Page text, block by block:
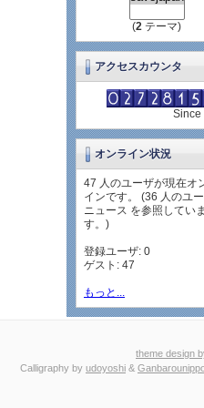
(2 テーマ)
アクセスカウンタ
Since
オンライン状況
47 人のユーザが現在オ
インです。 (36 人のユ
ニュース を参照していま
す。)
登録ユーザ: 0
ゲスト: 47
もっと...
theme design
Calligraphy by udoyoshi &